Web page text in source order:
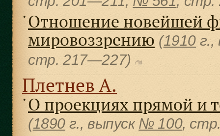
● Отношение новейшей
мировоззрению (1910 г.,
cтр. 217—227)
Плетнев А.
● О проекциях прямой и
(1890 г., выпуск № 100,